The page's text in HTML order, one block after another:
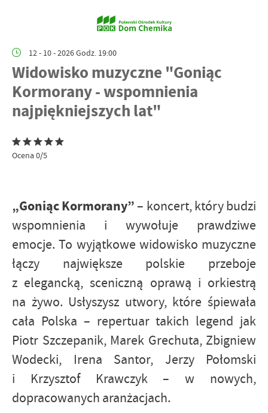
12 - 10 - 2026 Godz. 19:00
Widowisko muzyczne "Goniąc
Kormorany - wspomnienia
najpiękniejszych lat"
Ocena 0/5
„Goniąc Kormorany” – koncert, który budzi
wspomnienia i wywołuje prawdziwe
emocje. To wyjątkowe widowisko muzyczne
łączy największe polskie przeboje
z elegancką, sceniczną oprawą i orkiestrą
na żywo. Usłyszysz utwory, które śpiewała
cała Polska – repertuar takich legend jak
Piotr Szczepanik, Marek Grechuta, Zbigniew
Wodecki, Irena Santor, Jerzy Połomski
i Krzysztof Krawczyk – w nowych,
dopracowanych aranżacjach.